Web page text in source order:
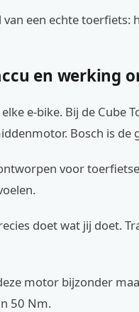
een echte toerfiets:
en werking
e-bike. Bij de Cube
Bosch is
voor
doet wat jij doet.
motor bijzonder
50 Nm.